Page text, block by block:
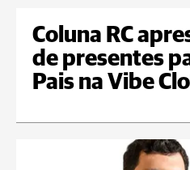
Coluna RC
de presentes
Pais na Vibe